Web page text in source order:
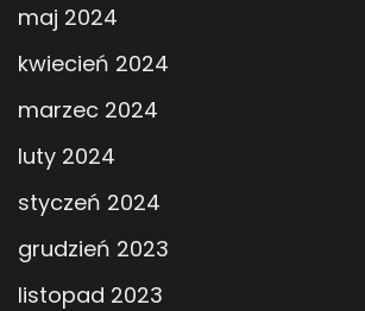
maj 2024
kwiecień 2024
marzec 2024
luty 2024
styczeń 2024
grudzień 2023
listopad 2023